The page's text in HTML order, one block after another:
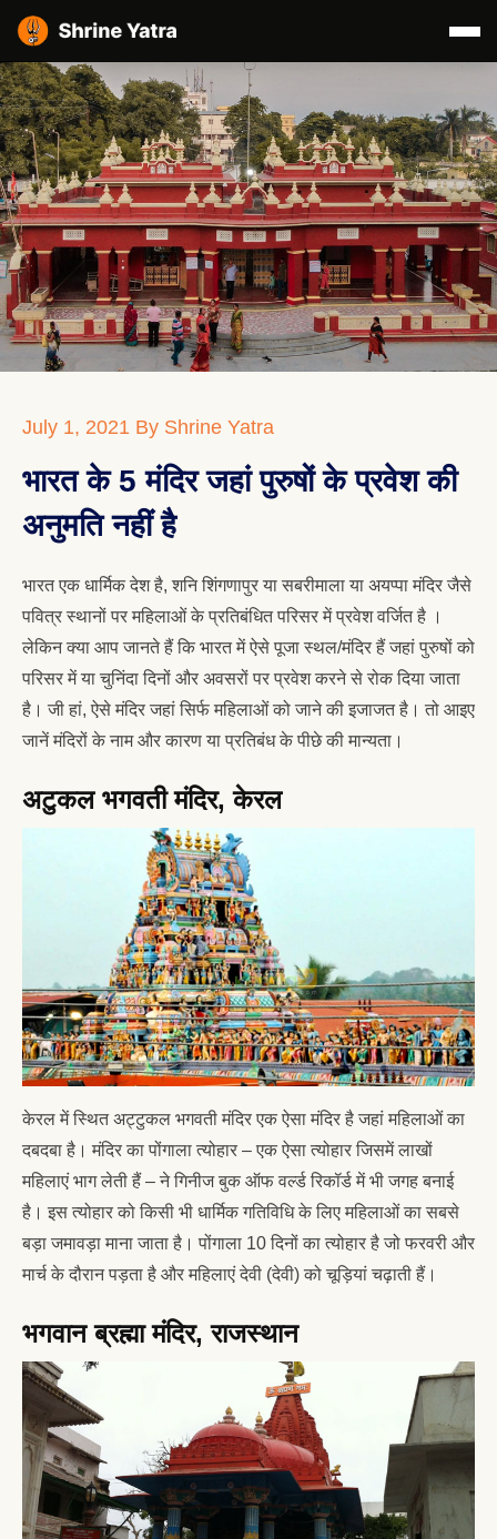
July 1, 2021 By Shrine Yatra
भारत के 5 मंदिर जहां पुरुषों के प्रवेश की
अनुमति नहीं है
भारत एक धार्मिक देश है, शनि शिंगणापुर या सबरीमाला या अयप्पा मंदिर जैसे
पवित्र स्थानों पर महिलाओं के प्रतिबंधित परिसर में प्रवेश वर्जित है ।
लेकिन क्या आप जानते हैं कि भारत में ऐसे पूजा स्थल/मंदिर हैं जहां पुरुषों को
परिसर में या चुनिंदा दिनों और अवसरों पर प्रवेश करने से रोक दिया जाता
है। जी हां, ऐसे मंदिर जहां सिर्फ महिलाओं को जाने की इजाजत है। तो आइए
जानें मंदिरों के नाम और कारण या प्रतिबंध के पीछे की मान्यता।
अटुकल भगवती मंदिर, केरल
केरल में स्थित अट्टुकल भगवती मंदिर एक ऐसा मंदिर है जहां महिलाओं का
दबदबा है। मंदिर का पोंगाला त्योहार – एक ऐसा त्योहार जिसमें लाखों
महिलाएं भाग लेती हैं – ने गिनीज बुक ऑफ वर्ल्ड रिकॉर्ड में भी जगह बनाई
है। इस त्योहार को किसी भी धार्मिक गतिविधि के लिए महिलाओं का सबसे
बड़ा जमावड़ा माना जाता है। पोंगाला 10 दिनों का त्योहार है जो फरवरी और
मार्च के दौरान पड़ता है और महिलाएं देवी (देवी) को चूड़ियां चढ़ाती हैं।
भगवान ब्रह्मा मंदिर, राजस्थान